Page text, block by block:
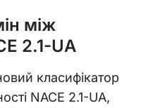
між
2.1-UА
класифікатор
NACE 2.1-UA,